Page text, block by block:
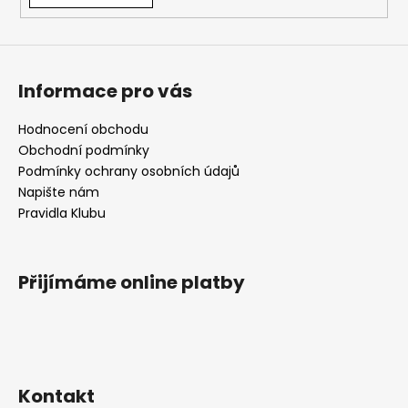
a
j
t
?
D
u
Informace pro vás
Hodnocení obchodu
Obchodní podmínky
Podmínky ochrany osobních údajů
Napište nám
Pravidla Klubu
Přijímáme online platby
Kontakt